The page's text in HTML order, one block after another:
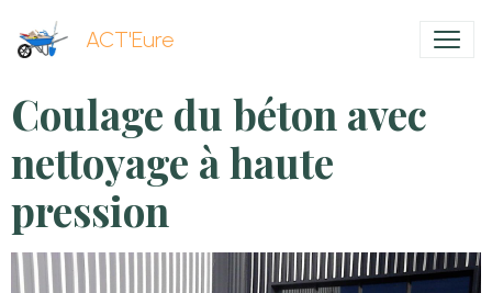
ACT'Eure
Coulage du béton avec
nettoyage à haute
pression